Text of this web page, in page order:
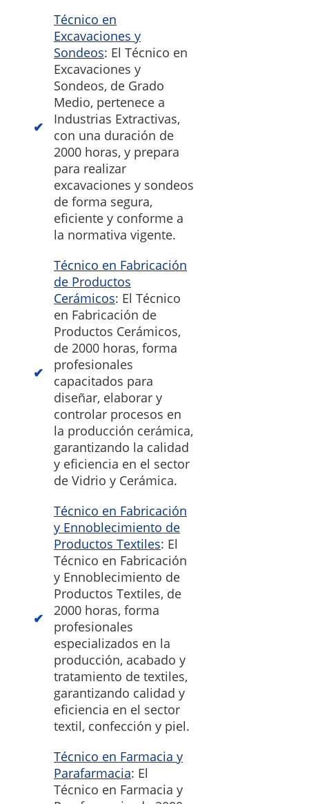
Técnico en
Excavaciones y
Sondeos: El Técnico en
Excavaciones y
Sondeos, de Grado
Medio, pertenece a
Industrias Extractivas,
con una duración de
2000 horas, y prepara
para realizar
excavaciones y sondeos
de forma segura,
eficiente y conforme a
la normativa vigente.
Técnico en Fabricación
de Productos
Cerámicos: El Técnico
en Fabricación de
Productos Cerámicos,
de 2000 horas, forma
profesionales
capacitados para
diseñar, elaborar y
controlar procesos en
la producción cerámica,
garantizando la calidad
y eficiencia en el sector
de Vidrio y Cerámica.
Técnico en Fabricación
y Ennoblecimiento de
Productos Textiles: El
Técnico en Fabricación
y Ennoblecimiento de
Productos Textiles, de
2000 horas, forma
profesionales
especializados en la
producción, acabado y
tratamiento de textiles,
garantizando calidad y
eficiencia en el sector
textil, confección y piel.
Técnico en Farmacia y
Parafarmacia: El
Técnico en Farmacia y